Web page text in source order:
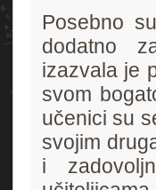
Posebno
dodatno
izazvala je
svom
učenici su
svojim
i